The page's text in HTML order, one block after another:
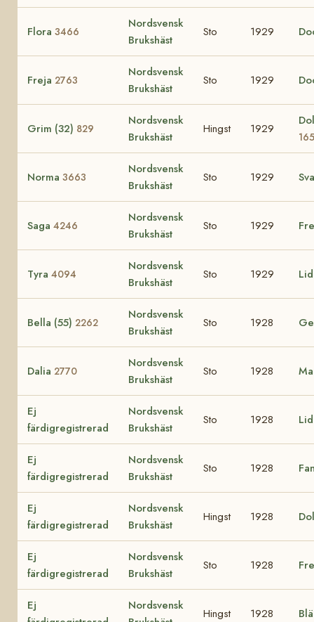
Flora 3466
Nordsvensk
Brukshäst
Sto 1929
Freja 2763
Nordsvensk
Brukshäst
Sto 1929
Grim (32) 829
Nordsvensk
Brukshäst
Hingst 1929
Norma 3663
Nordsvensk
Brukshäst
Sto 1929
Saga 4246
Nordsvensk
Brukshäst
Sto 1929
Tyra 4094
Nordsvensk
Brukshäst
Sto 1929
Bella (55) 2262
Nordsvensk
Brukshäst
Sto 1928
Dalia 2770
Nordsvensk
Brukshäst
Sto 1928
Ej
färdigregistrerad
Nordsvensk
Brukshäst
Sto 1928
Ej
färdigregistrerad
Nordsvensk
Brukshäst
Sto 1928
Ej
färdigregistrerad
Nordsvensk
Brukshäst
Hingst 1928
Ej
färdigregistrerad
Nordsvensk
Brukshäst
Sto 1928
Ej
Nordsvensk
Hingst 1928